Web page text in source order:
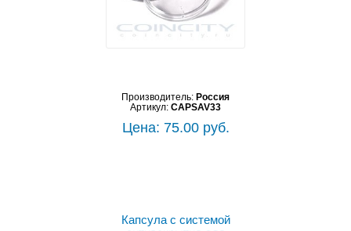
Производитель: Россия
Артикул: CAPSAV33
Цена: 75.00 руб.
Капсула с системой